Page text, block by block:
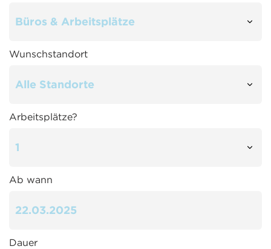
Wunschstandort
Arbeitsplätze?
Ab wann
Dauer